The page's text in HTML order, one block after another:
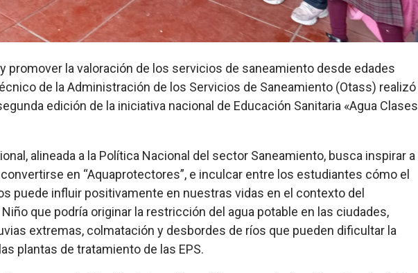
promover la valoración de los servicios de saneamiento desde edades
de la Administración de los Servicios de Saneamiento (Otass) realizó
edición de la iniciativa nacional de Educación Sanitaria «Agua Clases
alineada a la Política Nacional del sector Saneamiento, busca inspirar a
en “Aquaprotectores”, e inculcar entre los estudiantes cómo el
puede influir positivamente en nuestras vidas en el contexto del
que podría originar la restricción del agua potable en las ciudades,
extremas, colmatación y desbordes de ríos que pueden dificultar la
plantas de tratamiento de las EPS.